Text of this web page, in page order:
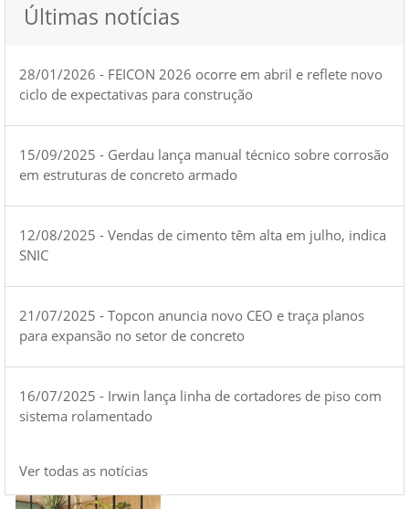
Últimas notícias
28/01/2026 - FEICON 2026 ocorre em abril e reflete novo
ciclo de expectativas para construção
15/09/2025 - Gerdau lança manual técnico sobre corrosão
em estruturas de concreto armado
12/08/2025 - Vendas de cimento têm alta em julho, indica
SNIC
21/07/2025 - Topcon anuncia novo CEO e traça planos
para expansão no setor de concreto
16/07/2025 - Irwin lança linha de cortadores de piso com
sistema rolamentado
Ver todas as notícias